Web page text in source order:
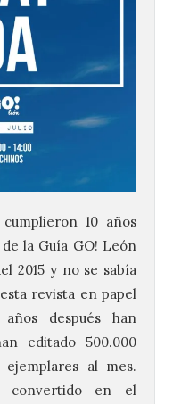
10 años
la Guía GO! León
2015 y no se sabía
revista en papel
después han
editado 500.000
al mes.
convertido en el